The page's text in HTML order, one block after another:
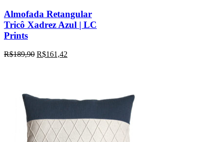
Almofada Retangular
Tricô Xadrez Azul | LC
Prints
R$189,90 R$161,42